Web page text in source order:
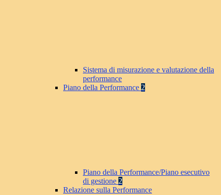
Sistema di misurazione e valutazione della
performance
Piano della Performance 2
Piano della Performance/Piano esecutivo
di gestione 2
Relazione sulla Performance